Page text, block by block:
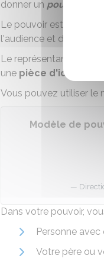
donner un pouvoir
Le pouvoir est un
l'audience et de
Le représentant
une pièce d'identité
Vous pouvez utiliser le
Modèle de
Dans votre pouvoir,
Personne avec
Votre père ou